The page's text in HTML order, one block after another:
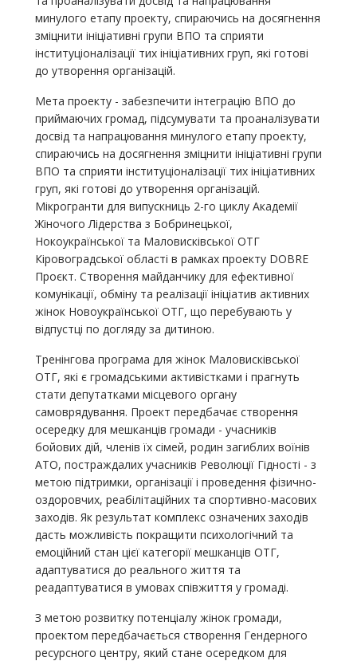
минулого етапу проекту, спираючись на досягнення
зміцнити ініціативні групи ВПО та сприяти
інституціоналізації тих ініціативних груп, які готові
до утворення організацій.
Мета проекту - забезпечити інтеграцію ВПО до
приймаючих громад, підсумувати та проаналізувати
досвід та напрацювання минулого етапу проекту,
спираючись на досягнення зміцнити ініціативні групи
ВПО та сприяти інституціоналізації тих ініціативних
груп, які готові до утворення організацій.
Мікрогранти для випускниць 2-го циклу Академії
Жіночого Лідерства з Бобринецької,
Нокоукраїнської та Маловисківської ОТГ
Кіровоградської області в рамках проекту DOBRE
Проєкт. Створення майданчику для ефективної
комунікації, обміну та реалізації ініціатив активних
жінок Новоукраїнської ОТГ, що перебувають у
відпустці по догляду за дитиною.
Тренінгова програма для жінок Маловисківської
ОТГ, які є громадськими активістками і прагнуть
стати депутатками місцевого органу
самоврядування. Проект передбачає створення
осередку для мешканців громади - учасників
бойових дій, членів їх сімей, родин загиблих воїнів
АТО, постраждалих учасників Революції Гідності - з
метою підтримки, організації і проведення фізично-
оздоровчих, реабілітаційних та спортивно-масових
заходів. Як результат комплекс означених заходів
дасть можливість покращити психологічний та
емоційний стан цієї категорії мешканців ОТГ,
адаптуватися до реального життя та
реадаптуватися в умовах співжиття у громаді.
З метою розвитку потенціалу жінок громади,
проектом передбачається створення Гендерного
ресурсного центру, який стане осередком для